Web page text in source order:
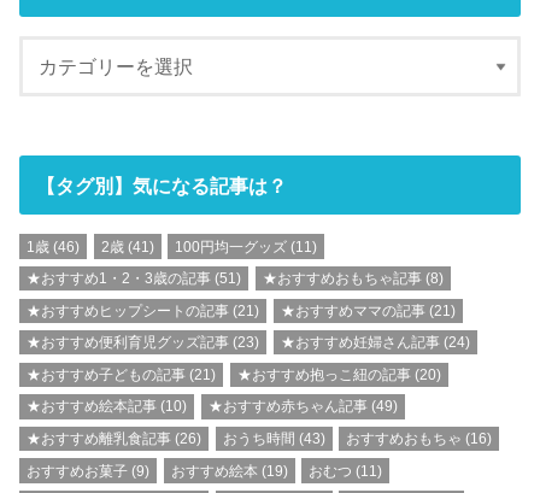
【タグ別】気になる記事は？
1歳 (46) 2歳 (41) 100円均一グッズ(11)
★おすすめ1・2・3歳の記事 (51) ★おすすめおもちゃ記事(8)
★おすすめヒップシートの記事 (21) ★おすすめママの記事(21)
★おすすめ便利育児グッズ記事 (23) ★おすすめ妊婦さん記事(24)
★おすすめ子どもの記事 (21) ★おすすめ抱っこ紐の記事(20)
★おすすめ絵本記事 (10) ★おすすめ赤ちゃん記事(49)
★おすすめ離乳食記事 (26) おうち時間 (43) おすすめおもちゃ (16)
おすすめお菓子 (9) おすすめ絵本 (19) おむつ (11)